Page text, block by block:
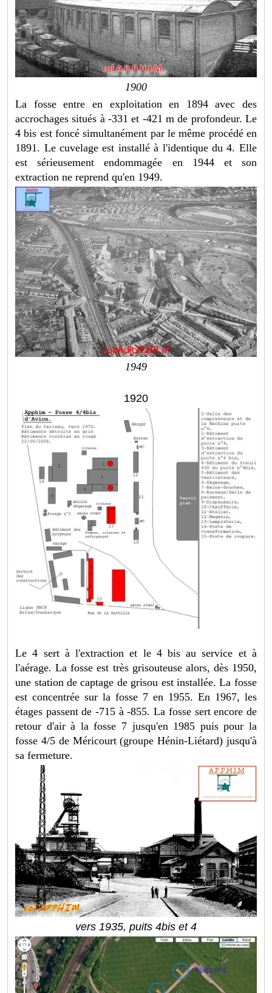
1900
La fosse entre en exploitation en 1894 avec des
accrochages situés à -331 et -421 m de profondeur. Le
4 bis est foncé simultanément par le même procédé en
1891. Le cuvelage est installé à l'identique du 4. Elle
est sérieusement endommagée en 1944 et son
extraction ne reprend qu'en 1949.
1949
1920
Le 4 sert à l'extraction et le 4 bis au service et à
l'aérage. La fosse est très grisouteuse alors, dès 1950,
une station de captage de grisou est installée. La fosse
est concentrée sur la fosse 7 en 1955. En 1967, les
étages passent de -715 à -855. La fosse sert encore de
retour d'air à la fosse 7 jusqu'en 1985 puis pour la
fosse 4/5 de Méricourt (groupe Hénin-Liétard) jusqu'à
sa fermeture.
vers 1935, puits 4bis et 4